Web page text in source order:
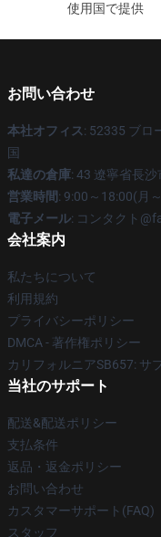
使用国で提供
お問い合わせ
本社オフィス: 52335 ブロ
国
私達の倉庫: 43 遼寧省長
営業時間: 9:00～18:00(月
電子メール: コンタクト
会社案内
私たちについて
利用規約
プライバシーポリシー
DMCA - 著作権ポリシー
カリフォルニアSB657: サ
当社のサポート
配送&配送ポリシー
支払条件
返品・返金ポリシー
お問い合わせ
カスタマーサポート(FAQ)
スタッフ